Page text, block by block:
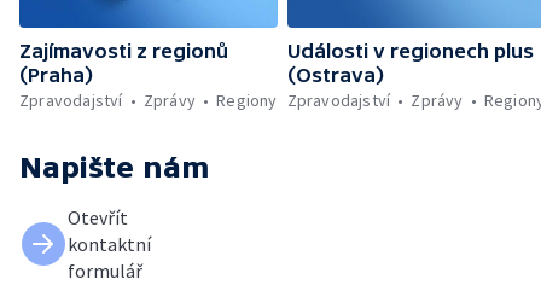
Zajímavosti z regionů
(Praha)
Zpravodajství
Zprávy Regiony
Události v regionech plus
(Ostrava)
Zpravodajství
Zprávy
Napište nám
Otevřít
kontaktní
formulář